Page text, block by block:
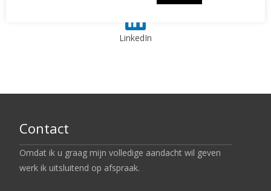
LinkedIn
Contact
Omdat ik u graag mijn volledige aandacht wil geven
werk ik uitsluitend op afspraak.